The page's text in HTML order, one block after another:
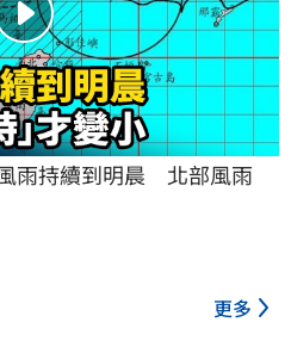
雨持續到明晨　北部風雨
更多